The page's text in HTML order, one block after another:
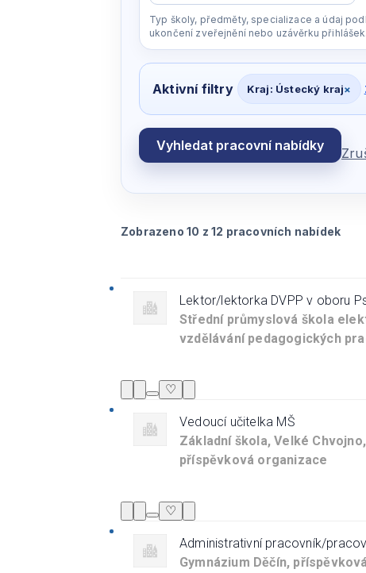
Typ školy, předměty, specializace a údaj
ukončení zveřejnění nebo uzávěrku přihlášek.
Aktivní filtry Kraj: Ústecký kraj×
Vyhledat pracovní nabídky
Zobrazeno 10 z 12 pracovních nabídek
Lektor/lektorka DVPP v oboru
Střední průmyslová škola
vzdělávání pedagogických
♡
Vedoucí učitelka MŠ
Základní škola, Velké
příspěvková organizace
♡
Administrativní pracovník/
Gymnázium Děčín,